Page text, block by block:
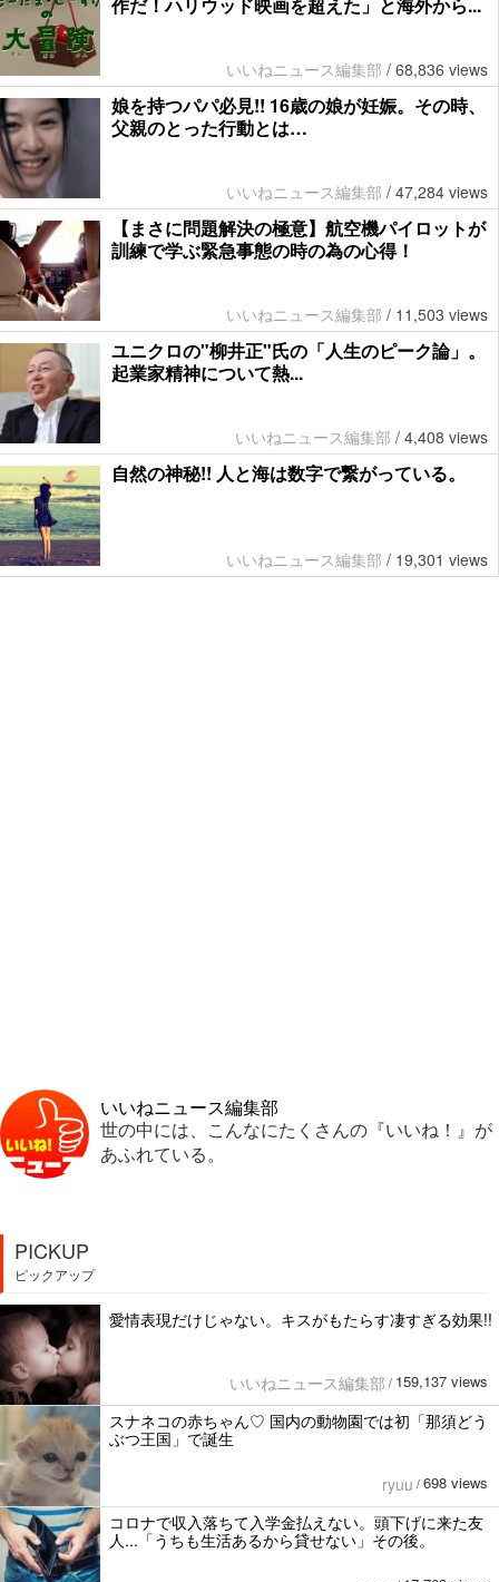
いいねニュース編集部 / 68,836 views
娘を持つパパ必見!! 16歳の娘が妊娠。その時、
父親のとった行動とは…
いいねニュース編集部 / 47,284 views
【まさに問題解決の極意】航空機パイロットが
訓練で学ぶ緊急事態の時の為の心得！
いいねニュース編集部 / 11,503 views
ユニクロの"柳井正"氏の「人生のピーク論」。
起業家精神について熱...
いいねニュース編集部 / 4,408 views
自然の神秘!! 人と海は数字で繋がっている。
いいねニュース編集部 / 19,301 views
いいねニュース編集部
世の中には、こんなにたくさんの『いいね！』が
あふれている。
PICKUP
ピックアップ
愛情表現だけじゃない。キスがもたらす凄すぎる効果!!
いいねニュース編集部 / 159,137 views
スナネコの赤ちゃん♡ 国内の動物園では初「那須どう
ぶつ王国」で誕生
ryuu / 698 views
コロナで収入落ちて入学金払えない。頭下げに来た友
人...「うちも生活あるから貸せない」その後。